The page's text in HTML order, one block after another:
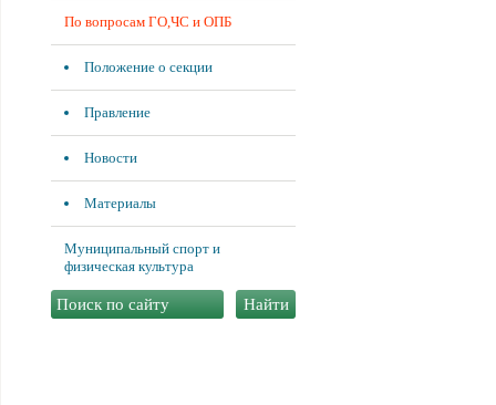
По вопросам ГО,ЧС и ОПБ
Положение о секции
Правление
Новости
Материалы
Муниципальный спорт и
физическая культура